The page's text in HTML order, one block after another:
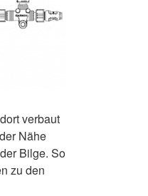
verbaut
Nähe
Bilge. So
zu den